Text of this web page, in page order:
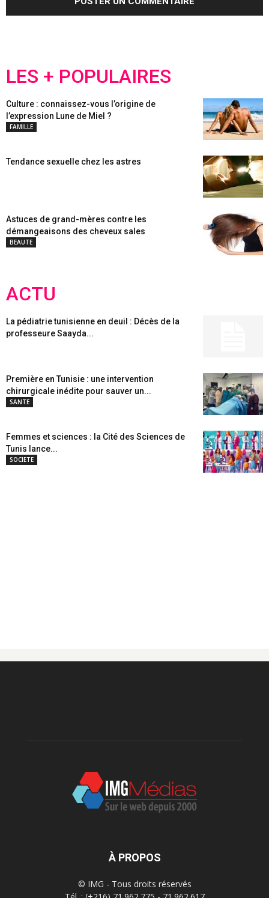
LES + POPULAIRES
Culture : connaissez-vous l’origine de
l’expression Lune de Miel ?
FAMILLE
Tendance sexuelle chez les astres
Astuces de grand-mères contre les
démangeaisons des cheveux sales
BEAUTE
ACTU
La pédiatrie tunisienne en deuil : Décès de la
professeure Saayda...
Première en Tunisie : une intervention
chirurgicale inédite pour sauver un...
SANTE
Femmes et sciences : la Cité des Sciences de
Tunis lance...
SOCIETE
À PROPOS
© IMG - Tous droits réservés